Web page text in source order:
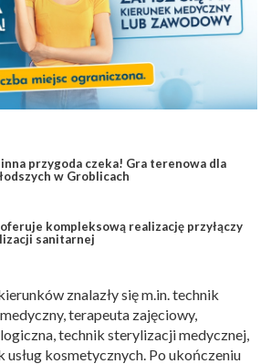
przygoda czeka! Gra terenowa dla
w Groblicach
kompleksową realizację przyłączy
sanitarnej
znalazły się m.in. technik
terapeuta zajęciowy,
technik sterylizacji medycznej,
kosmetycznych. Po ukończeniu